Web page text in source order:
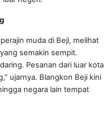
muda di Beji, melihat
semakin sempit.
Pesanan dari luar kota
ujarnya. Blangkon Beji kini
negara lain tempat